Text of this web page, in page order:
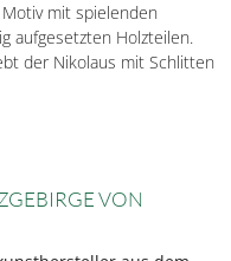
mit spielenden
aufgesetzten Holzteilen.
der Nikolaus mit Schlitten
VON